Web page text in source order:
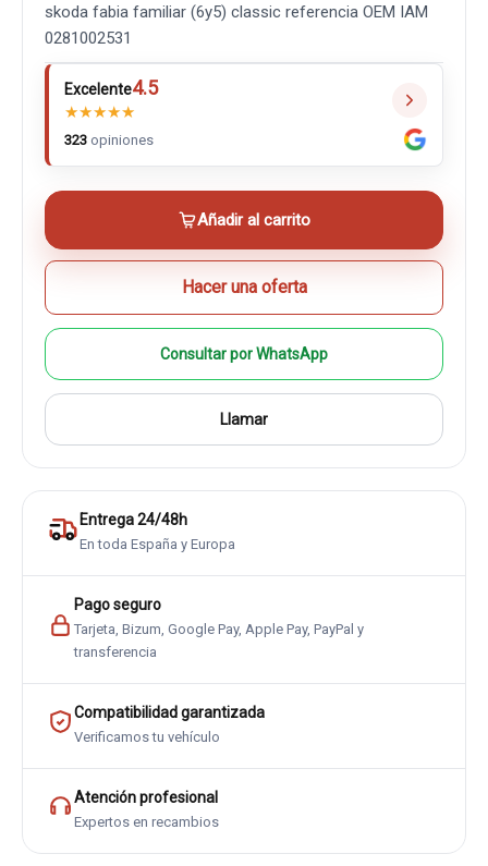
skoda fabia familiar (6y5) classic referencia OEM IAM
0281002531
Excelente4.5
★★★★★
323 opiniones
Añadir al carrito
Hacer una oferta
Consultar por WhatsApp
Llamar
Entrega 24/48h
En toda España y Europa
Pago seguro
Tarjeta, Bizum, Google Pay, Apple Pay, PayPal y
transferencia
Compatibilidad garantizada
Verificamos tu vehículo
Atención profesional
Expertos en recambios